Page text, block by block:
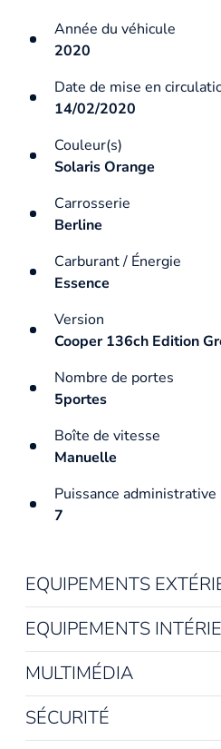
Année du véhicule
2020
Date de mise en
14/02/2020
Couleur(s)
Solaris Orange
Carrosserie
Berline
Carburant / Énergie
Essence
Version
Cooper 136ch Edition
Nombre de portes
5portes
Boîte de vitesse
Manuelle
Puissance administrative
7
EQUIPEMENTS
EQUIPEMENTS
MULTIMÉDIA
SÉCURITÉ